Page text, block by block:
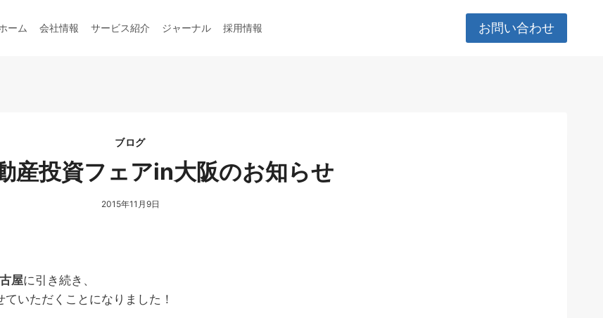
ーム 会社情報 サービス紹介 ジャーナル 採用情報 お問い合わせ
ブログ
産投資フェアin大阪のお知らせ
2015年11月9日
屋に引き続き、
ていただくことになりました！